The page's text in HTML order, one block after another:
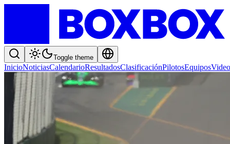
Toggle theme
InicioNoticiasCalendarioResultadosClasificaciónPilotosEquipos